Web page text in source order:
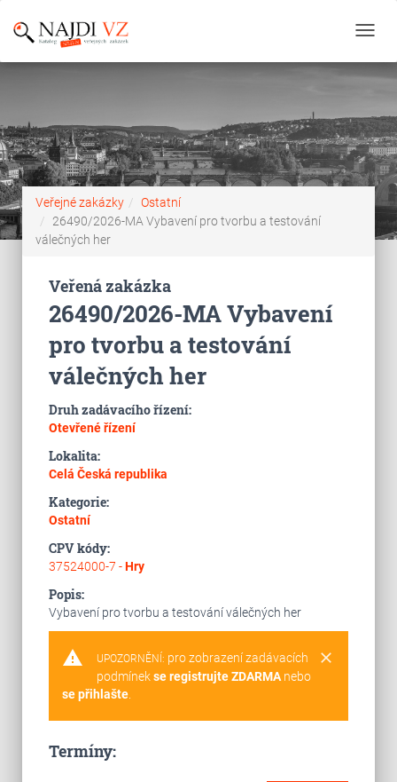
Veřejné zakázky
Ostatní
26490/2026-MA Vybavení pro tvorbu a testování
válečných her
Veřená zakázka
26490/2026-MA Vybavení
pro tvorbu a testování
válečných her
Druh zadávacího řízení:
Otevřené řízení
Lokalita:
Celá Česká republika
Kategorie:
Ostatní
CPV kódy:
37524000-7 -Hry
Popis:
Vybavení pro tvorbu a testování válečných her
warning clear
UPOZORNĚNÍ: pro zobrazení zadávacích
podmínekse registrujte ZDARMAnebo
se přihlašte.
Termíny: